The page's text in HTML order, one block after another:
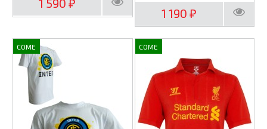
1 590 ₽
1 190 ₽
COME COME